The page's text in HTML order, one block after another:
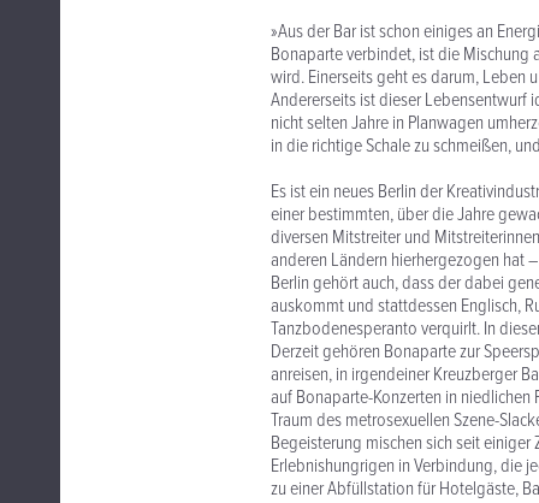
»Aus der Bar ist schon einiges an
Bonaparte verbindet, ist die Mischung
wird. Einerseits geht es darum, Leben
Andererseits ist dieser Lebensentwurf
nicht selten Jahre in Planwagen
in die richtige Schale zu schmeißen,
Es ist ein neues Berlin der
einer bestimmten, über die Jahre
diversen Mitstreiter und
anderen Ländern hierhergezogen hat
Berlin gehört auch, dass der dabei
auskommt und stattdessen Englisch,
Tanzbodenesperanto verquirlt. In
Derzeit gehören Bonaparte zur
anreisen, in irgendeiner Kreuzberger
auf Bonaparte-Konzerten in
Traum des metrosexuellen Szene-
Begeisterung mischen sich seit
Erlebnishungrigen in Verbindung, die
zu einer Abfüllstation für Hotelgäste,